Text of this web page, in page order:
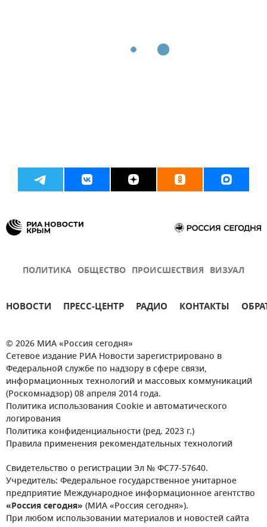
ПОЛИТИКА ОБЩЕСТВО ПРОИСШЕСТВИЯ ВИЗУАЛ
НОВОСТИ ПРЕСС-ЦЕНТР РАДИО КОНТАКТЫ
© 2026 МИА «Россия сегодня»
Сетевое издание РИА Новости зарегистрировано в
Федеральной службе по надзору в сфере связи,
информационных технологий и массовых коммуникаций
(Роскомнадзор) 08 апреля 2014 года.
Политика использования Cookie и автоматического
логирования
Политика конфиденциальности (ред. 2023 г.)
Правила применения рекомендательных технологий
Свидетельство о регистрации Эл № ФС77-57640.
Учредитель: Федеральное государственное унитарное
предприятие Международное информационное агентство
«Россия сегодня» (МИА «Россия сегодня»).
При любом использовании материалов и новостей сайта